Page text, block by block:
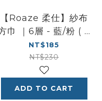
【Roaze 柔仕】紗布
巾 ｜6層 - 藍/粉 ( 2
色1組 -30 x 30cm )
NT$185
NT$230
ADD TO CART